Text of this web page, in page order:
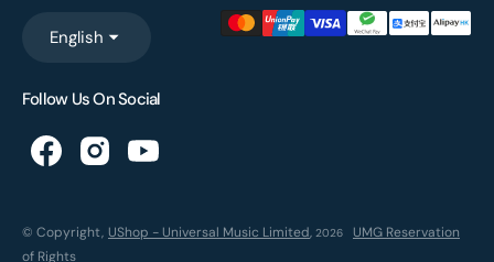
English
Follow Us On Social
© Copyright, UShop - Universal Music Limited, 2026
UMG Reservation
of Rights